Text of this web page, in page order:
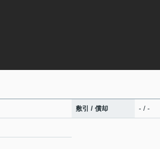
敷引 / 償却 - / -